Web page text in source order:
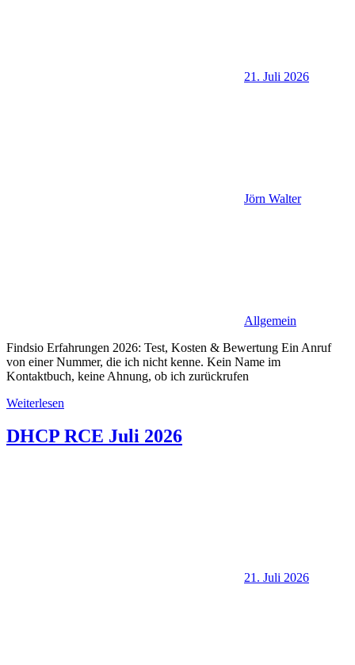
21. Juli 2026
Jörn Walter
Allgemein
Findsio Erfahrungen 2026: Test, Kosten & Bewertung Ein Anruf
von einer Nummer, die ich nicht kenne. Kein Name im
Kontaktbuch, keine Ahnung, ob ich zurückrufen
Weiterlesen
DHCP RCE Juli 2026
21. Juli 2026